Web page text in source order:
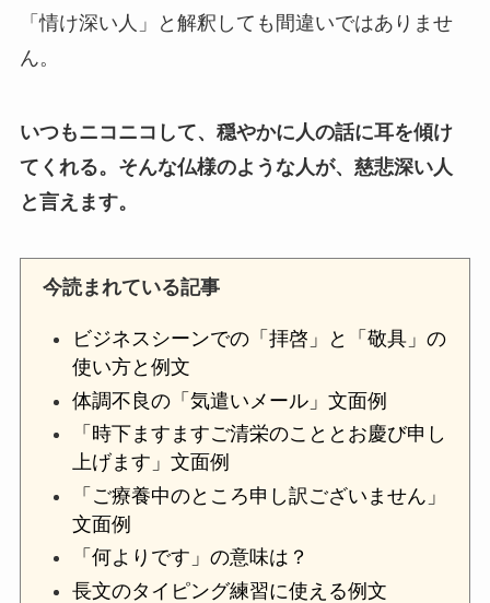
「情け深い人」と解釈しても間違いではありませ
ん。
いつもニコニコして、穏やかに人の話に耳を傾け
てくれる。そんな仏様のような人が、慈悲深い人
と言えます。
今読まれている記事
ビジネスシーンでの「拝啓」と「敬具」の
使い方と例文
体調不良の「気遣いメール」文面例
「時下ますますご清栄のこととお慶び申し
上げます」文面例
「ご療養中のところ申し訳ございません」
文面例
「何よりです」の意味は？
長文のタイピング練習に使える例文